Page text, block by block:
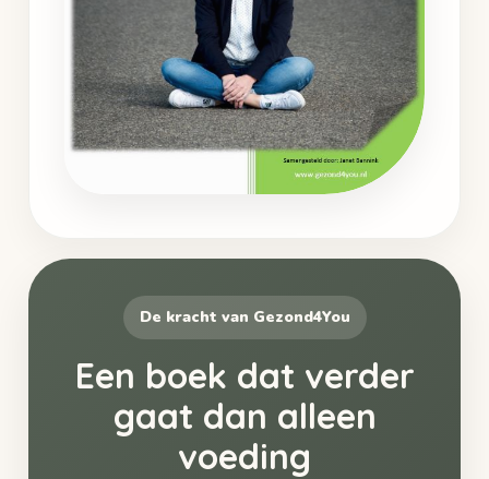
De kracht van Gezond4You
Een boek dat verder
gaat dan alleen
voeding